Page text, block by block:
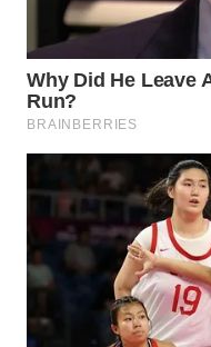
WN
SULSEL
WN
GORONTALO
WN
SULUT
MALUKU